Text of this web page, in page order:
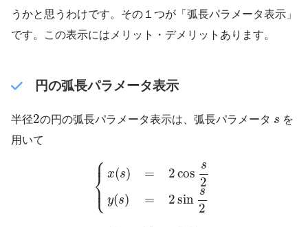
うかと思うわけです。その１つが「弧長パラメータ表示」
です。この表示にはメリット・デメリットあります。
円の弧長パラメータ表示
半径2
2の円の弧長パラメータ表示は、弧長パラメータ s
s を
用いて
⎧
⎪
⎨
⎪
⎩
x(s) = 2cos
s
2
y(s) = 2sin
s
2
x 2